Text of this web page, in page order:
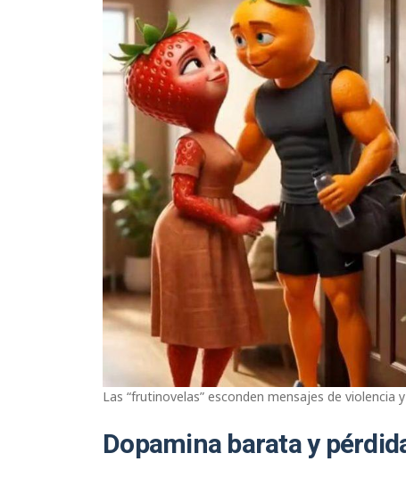
Las “frutinovelas” esconden mensajes de
Dopamina barata y